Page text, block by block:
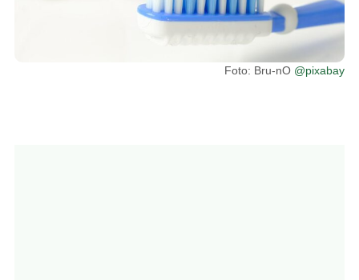
Foto: Bru-nO @pixabay